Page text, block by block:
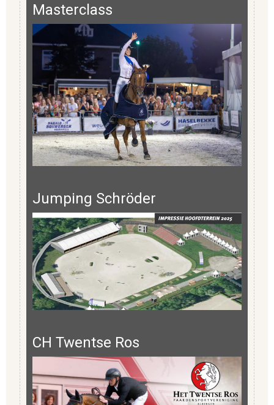
Masterclass
Jumping Schröder
CH Twentse Ros